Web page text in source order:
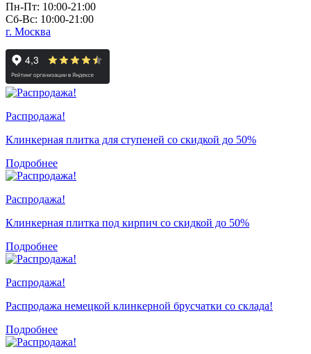
Пн-Пт: 10:00-21:00
Сб-Вс: 10:00-21:00
г. Москва
Распродажа!
Клинкерная плитка для ступеней со скидкой до 50%
Подробнее
Распродажа!
Клинкерная плитка под кирпич со скидкой до 50%
Подробнее
Распродажа!
Распродажа немецкой клинкерной брусчатки со склада!
Подробнее